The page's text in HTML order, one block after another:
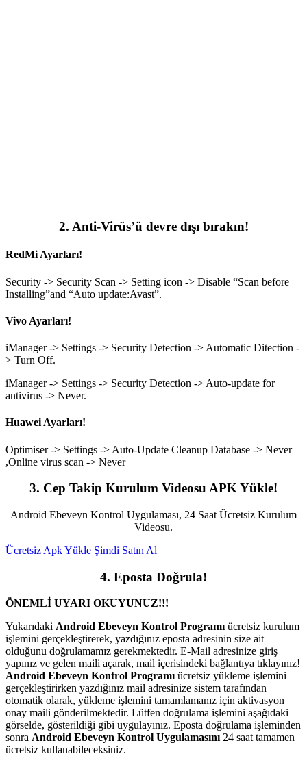
2. Anti-Virüs’ü devre dışı bırakın!
RedMi Ayarları!
Security -> Security Scan -> Setting icon -> Disable “Scan before
Installing”and “Auto update:Avast”.
Vivo Ayarları!
iManager -> Settings -> Security Detection -> Automatic Ditection -
> Turn Off.
iManager -> Settings -> Security Detection -> Auto-update for
antivirus -> Never.
Huawei Ayarları!
Optimiser -> Settings -> Auto-Update Cleanup Database -> Never
,Online virus scan -> Never
3. Cep Takip Kurulum Videosu APK Yükle!
Android Ebeveyn Kontrol Uygulaması, 24 Saat Ücretsiz Kurulum
Videosu.
Ücretsiz Apk Yükle Şimdi Satın Al
4. Eposta Doğrula!
ÖNEMLİ UYARI OKUYUNUZ!!!
Yukarıdaki Android Ebeveyn Kontrol Programıücretsiz kurulum
işlemini gerçekleştirerek, yazdığınız eposta adresinin size ait
olduğunu doğrulamamız gerekmektedir. E-Mail adresinize giriş
yapınız ve gelen maili açarak, mail içerisindeki bağlantıya tıklayınız!
Android Ebeveyn Kontrol Programıücretsiz yükleme işlemini
gerçekleştirirken yazdığınız mail adresinize sistem tarafından
otomatik olarak, yükleme işlemini tamamlamanız için aktivasyon
onay maili gönderilmektedir. Lütfen doğrulama işlemini aşağıdaki
görselde, gösterildiği gibi uygulayınız. Eposta doğrulama işleminden
sonra Android Ebeveyn Kontrol Uygulamasını24 saat tamamen
ücretsiz kullanabileceksiniz.